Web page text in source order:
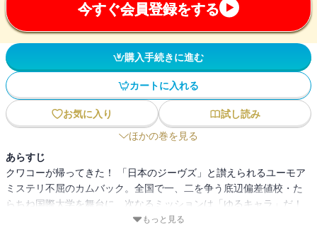
今すぐ会員登録をする
購入手続きに進む
カートに入れる
お気に入り
試し読み
ほかの巻を見る
あらすじ
クワコーが帰ってきた！ 「日本のジーヴズ」と讃えられるユーモア
ミステリ不屈のカムバック。全国で一、二を争う底辺偏差値校・た
らちね国際大学を舞台に、次なるミッションは「ゆるキャラ」だ！
もっと見る